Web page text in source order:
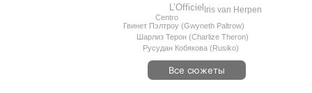
L’Officiel Iris van Herpen
Гвинет Пэлтроу (Gwyneth Paltrow)
Шарлиз Терон (Charlize Theron)
Centro
Русудан Кобякова (Rusiko)
Все сюжеты